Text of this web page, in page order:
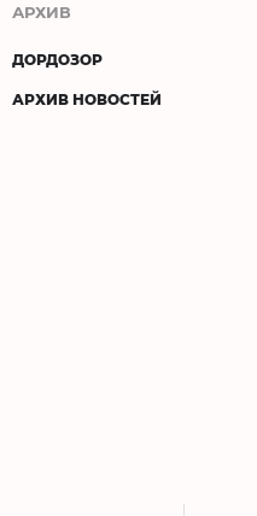
АРХИВ
ДОРДОЗОР
АРХИВ НОВОСТЕЙ